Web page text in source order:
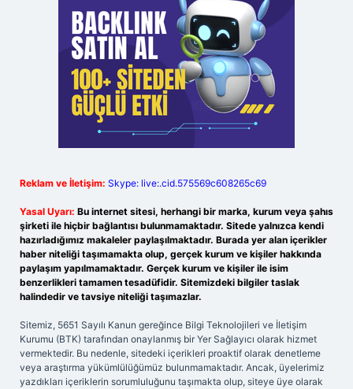
Reklam ve İletişim: Skype: live:.cid.575569c608265c69
Yasal Uyarı: Bu internet sitesi, herhangi bir marka, kurum veya şahıs
şirketi ile hiçbir bağlantısı bulunmamaktadır. Sitede yalnızca kendi
hazırladığımız makaleler paylaşılmaktadır. Burada yer alan içerikler
haber niteliği taşımamakta olup, gerçek kurum ve kişiler hakkında
paylaşım yapılmamaktadır. Gerçek kurum ve kişiler ile isim
benzerlikleri tamamen tesadüfidir. Sitemizdeki bilgiler taslak
halindedir ve tavsiye niteliği taşımazlar.
Sitemiz, 5651 Sayılı Kanun gereğince Bilgi Teknolojileri ve İletişim
Kurumu (BTK) tarafından onaylanmış bir Yer Sağlayıcı olarak hizmet
vermektedir. Bu nedenle, sitedeki içerikleri proaktif olarak denetleme
veya araştırma yükümlülüğümüz bulunmamaktadır. Ancak, üyelerimiz
yazdıkları içeriklerin sorumluluğunu taşımakta olup, siteye üye olarak